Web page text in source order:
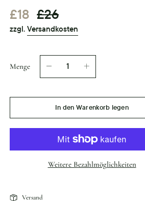
£18 Normaler
Preis
£26
zzgl.Versandkosten
Menge
In den Warenkorb legen
Weitere Bezahlmöglichkeiten
Versand